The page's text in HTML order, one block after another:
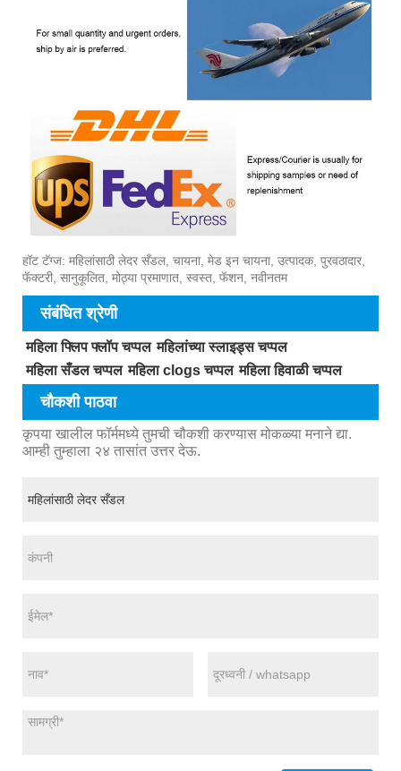
हॉट टॅग्ज: महिलांसाठी लेदर सँडल, चायना, मेड इन चायना, उत्पादक, पुरवठादार,
फॅक्टरी, सानुकूलित, मोठ्या प्रमाणात, स्वस्त, फॅशन, नवीनतम
संबंधित श्रेणी
महिला फ्लिप फ्लॉप चप्पल महिलांच्या स्लाइड्स चप्पल
महिला सँडल चप्पल महिला clogs चप्पल महिला हिवाळी चप्पल
चौकशी पाठवा
कृपया खालील फॉर्ममध्ये तुमची चौकशी करण्यास मोकळ्या मनाने द्या.
आम्ही तुम्हाला २४ तासांत उत्तर देऊ.